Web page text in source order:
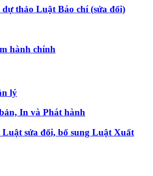
thảo Luật Báo chí (sửa đổi)
hành chính
lý
In và Phát hành
Luật sửa đổi, bổ sung Luật Xuất